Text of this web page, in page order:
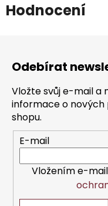
Hodnocení
Odebírat
Vložte svůj e-mail a
informace o
shopu.
E-mail
Vložením e-